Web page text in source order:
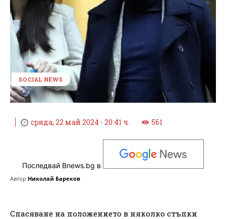
SOCIAL NEWS
сряда, 22 май 2024 - 20:41 ч. 561
Последвай Bnews.bg в
Автор Николай Бареков
Спасяване на положението в няколко стъпки